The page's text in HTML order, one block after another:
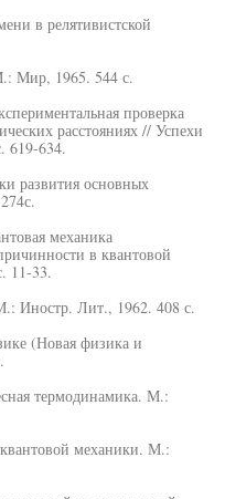
в релятивистской
Мир, 1965. 544 с.
проверка
расстояниях // Успехи
619-634.
развития основных
механика
в квантовой
11-33.
Иностр. Лит., 1962. 408 с.
(Новая физика и
термодинамика. М.:
механики. М.: